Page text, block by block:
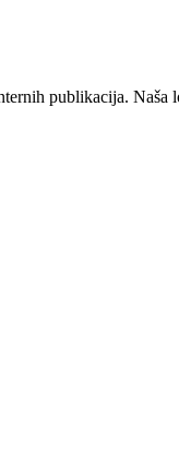
publikacija. Naša